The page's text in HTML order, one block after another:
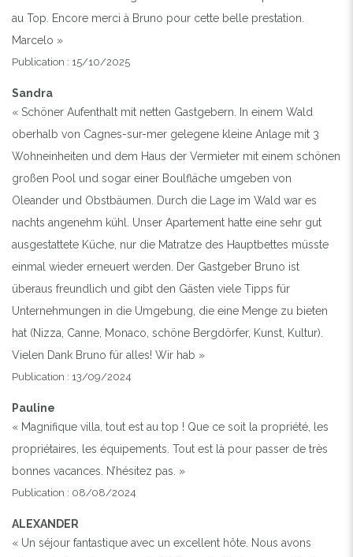
Previous
au Top. Encore merci à Bruno pour cette belle prestation.
Marcelo »
Publication : 15/10/2025
Sandra
« Schöner Aufenthalt mit netten Gastgebern. In einem Wald
oberhalb von Cagnes-sur-mer gelegene kleine Anlage mit 3
Wohneinheiten und dem Haus der Vermieter mit einem schönen
großen Pool und sogar einer Boulfläche umgeben von
Oleander und Obstbäumen. Durch die Lage im Wald war es
nachts angenehm kühl. Unser Apartement hatte eine sehr gut
ausgestattete Küche, nur die Matratze des Hauptbettes müsste
einmal wieder erneuert werden. Der Gastgeber Bruno ist
überaus freundlich und gibt den Gästen viele Tipps für
Unternehmungen in die Umgebung, die eine Menge zu bieten
hat (Nizza, Canne, Monaco, schöne Bergdörfer, Kunst, Kultur).
Vielen Dank Bruno für alles! Wir hab »
Publication : 13/09/2024
Pauline
« Magnifique villa, tout est au top ! Que ce soit la propriété, les
propriétaires, les équipements. Tout est là pour passer de très
bonnes vacances. N’hésitez pas. »
Publication : 08/08/2024
ALEXANDER
« Un séjour fantastique avec un excellent hôte. Nous avons